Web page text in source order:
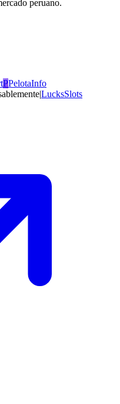
peruano.
PPelotaInfo
|LucksSlots